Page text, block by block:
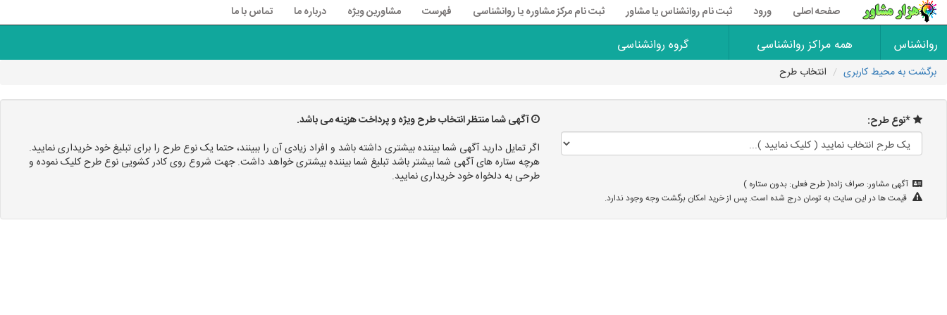
صفحه اصلی ورود ثبت نام روانشناس یا مشاور ثبت نام مرکز مشاوره یا روانشناسی فهرست مشاورین ویژه درباره ما تماس با ما
روانشناس همه مراکز روانشناسی گروه روانشناسی
برگشت به محیط کاربری انتخاب طرح
*نوع طرح:
آگهی مشاور: صراف زاده( طرح فعلی: بدون ستاره )
قیمت ها در این سایت به تومان درج شده است. پس از خرید امکان برگشت وجه وجود ندارد.
آگهی شما منتظر انتخاب طرح ویژه و پرداخت هزینه می باشد.
اگر تمایل دارید آگهی شما بیننده بیشتری داشته باشد و افراد زیادی آن را ببینند، حتما یک نوع طرح را برای تبلیغ خود خریداری نمایید.
هرچه ستاره های آگهی شما بیشتر باشد تبلیغ شما بیننده بیشتری خواهد داشت. جهت شروع روی کادر کشویی نوع طرح کلیک نموده و
طرحی به دلخواه خود خریداری نمایید.